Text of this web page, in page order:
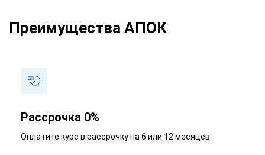
Преимущества АПОК
Рассрочка 0%
Оплатите курс в рассрочку на 6 или 12 месяцев